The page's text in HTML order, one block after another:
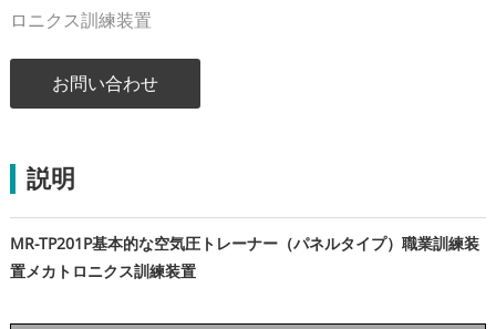
ロニクス訓練装置
お問い合わせ
説明
MR-TP201P基本的な空気圧トレーナー（パネルタイプ）職業訓練装
置メカトロニクス訓練装置